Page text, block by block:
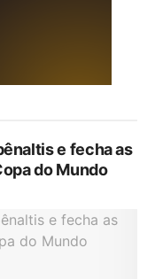
e fecha as
do Mundo